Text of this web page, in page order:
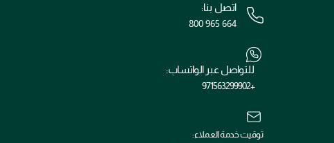
اتصل بنا:
800 965 664
للتواصل عبر الواتساب:
+971563299902
توقيت خدمة العملاء: